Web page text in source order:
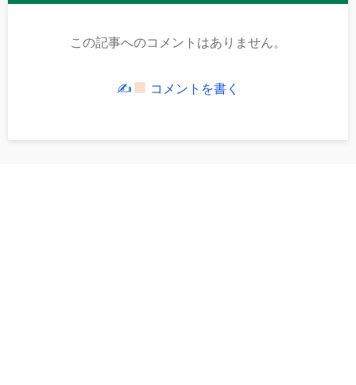
この記事へのコメントはありません。
✍ コメントを書く